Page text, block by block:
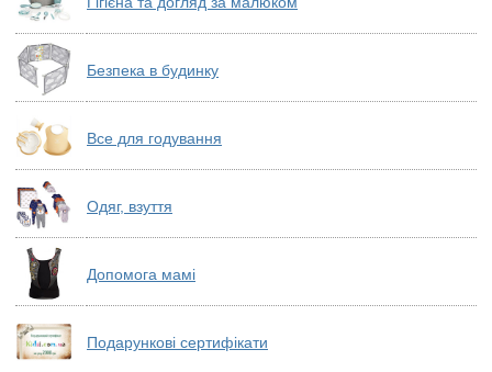
Безпека в будинку
Все для годування
Одяг, взуття
Допомога мамі
Подарункові сертифікати